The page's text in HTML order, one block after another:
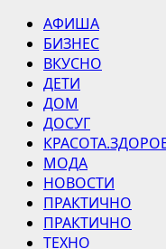
АФИША
БИЗНЕС
ВКУСНО
ДЕТИ
ДОМ
ДОСУГ
МОДА
НОВОСТИ
ПРАКТИЧНО
ПРАКТИЧНО
ТЕХНО